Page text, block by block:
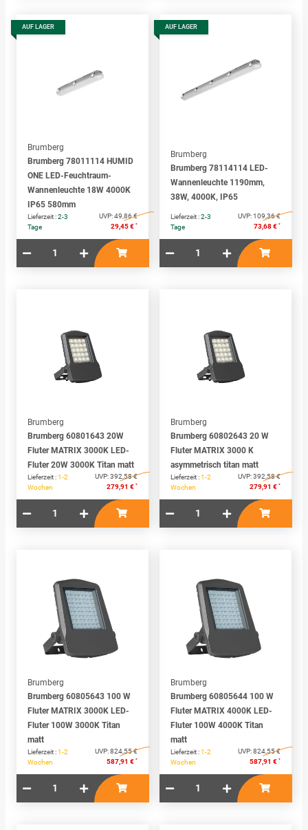
AUF LAGER
Brumberg
Brumberg 78011114 HUMID
ONE LED-Feuchtraum-
Wannenleuchte 18W 4000K
IP65 580mm
Lieferzeit :2-3
Tage
UVP:49,86 €
29,45 € *
AUF LAGER
Brumberg
Brumberg 78114114 LED-
Wannenleuchte 1190mm,
38W, 4000K, IP65
Lieferzeit :2-3
Tage
UVP:109,36 €
73,68 € *
Brumberg
Brumberg 60801643 20W
Fluter MATRIX 3000K LED-
Fluter 20W 3000K Titan matt
Lieferzeit :1-2
Wochen
UVP:392,58 €
279,91 € *
Brumberg
Brumberg 60802643 20 W
Fluter MATRIX 3000 K
asymmetrisch titan matt
Lieferzeit :1-2
Wochen
UVP:392,58 €
279,91 € *
Brumberg
Brumberg 60805643 100 W
Fluter MATRIX 3000K LED-
Fluter 100W 3000K Titan
matt
Lieferzeit :1-2
Wochen
UVP:824,55 €
587,91 € *
Brumberg
Brumberg 60805644 100 W
Fluter MATRIX 4000K LED-
Fluter 100W 4000K Titan
matt
Lieferzeit :1-2
Wochen
UVP:824,55 €
587,91 € *